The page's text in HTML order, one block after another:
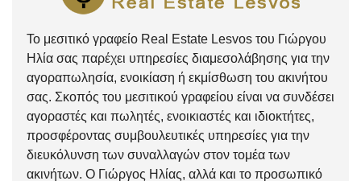
Το μεσιτικό γραφείο Real Estate Lesvos του Γιώργου
Ηλία σας παρέχει υπηρεσίες διαμεσολάβησης για την
αγοραπωλησία, ενοικίαση ή εκμίσθωση του ακινήτου
σας. Σκοπός του μεσιτικού γραφείου είναι να συνδέσει
αγοραστές και πωλητές, ενοικιαστές και ιδιοκτήτες,
προσφέροντας συμβουλευτικές υπηρεσίες για την
διευκόλυνση των συναλλαγών στον τομέα των
ακινήτων. Ο Γιώργος Ηλίας, αλλά και το προσωπικό